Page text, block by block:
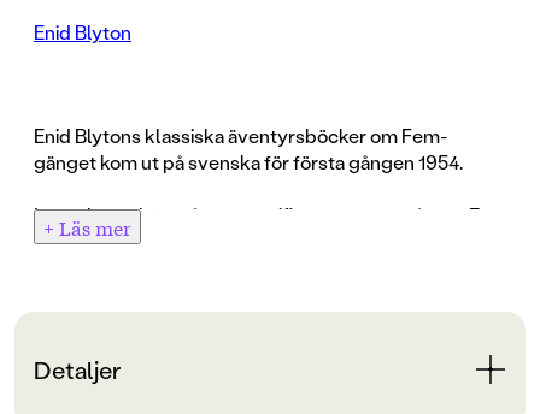
Enid Blyton
Enid Blytons klassiska äventyrsböcker om Fem-
gänget kom ut på svenska för första gången 1954.
Ingen har väl förmått personifiera en genre så som Enid
Blyton med sina ungdomsdeckare. Generationer barn
senast 1995.
+ Läs mer
Detaljer